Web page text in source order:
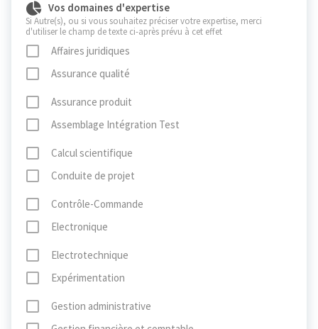
Vos domaines d'expertise
Si Autre(s), ou si vous souhaitez préciser votre expertise, merci
d'utiliser le champ de texte ci-après prévu à cet effet
Affaires juridiques
Assurance qualité
Assurance produit
Assemblage Intégration Test
Calcul scientifique
Conduite de projet
Contrôle-Commande
Electronique
Electrotechnique
Expérimentation
Gestion administrative